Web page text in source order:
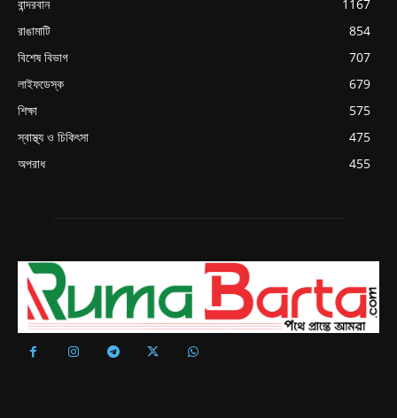
বান্দরবান
1167
রাঙামাটি
854
বিশেষ বিভাগ
707
লাইফডেস্ক
679
শিক্ষা
575
স্বাস্থ্য ও চিকিৎসা
475
অপরাধ
455